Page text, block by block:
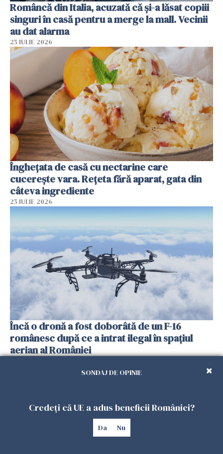
Româncă din Italia, acuzată că și-a lăsat copiii
singuri în casă pentru a merge la mall. Vecinii
au dat alarma
25 IULIE 2026
Înghețata de casă cu nectarine care
cucerește vara. Rețeta fără aparat, gata din
câteva ingrediente
25 IULIE 2026
Încă o dronă a fost doborâtă de un F-16
românesc după ce a intrat ilegal în spațiul
aerian al României
SONDAJ DE OPINIE
Credeți că UE a adus beneficii României?
Da Nu